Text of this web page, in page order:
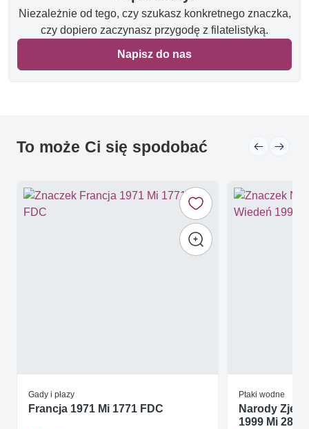
Niezależnie od tego, czy szukasz konkretnego znaczka,
czy dopiero zaczynasz przygodę z filatelistyką.
Napisz do nas
To może Ci się spodobać
Gady i płazy
Francja 1971 Mi 1771 FDC
Ptaki wodne
Narody
1999 Mi 287-